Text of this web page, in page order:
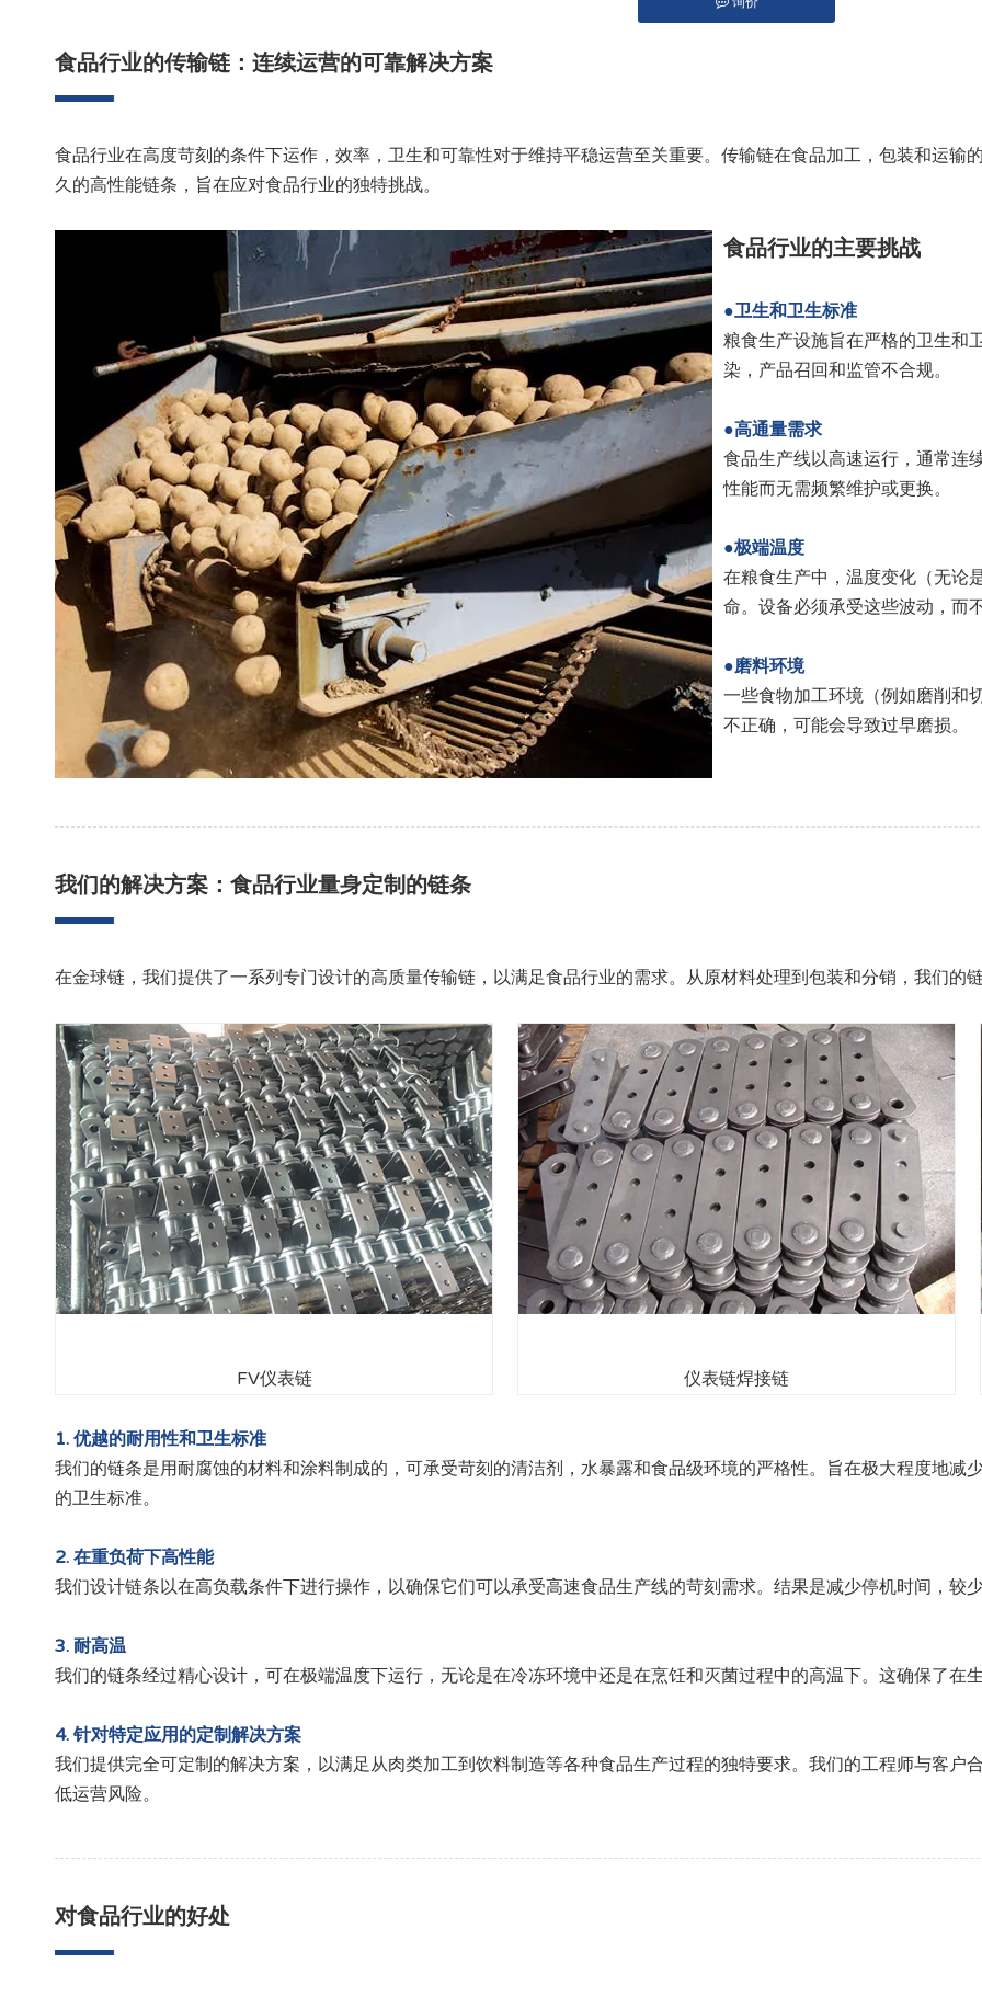
["facebook","twitter","line","wechat","linkedin","pinterest","whatsapp","kakao","snapchat","telegram"]
食品行业的传输链：连续运营的可靠解决方案
食品行业在高度苛刻的条件下运作，效率，卫生和可靠性对于维持平稳运营至关重要。传输链在食品加工，包装和运输
久的高性能链条，旨在应对食品行业的独特挑战。
食品行业的主要挑战
●卫生和卫生标准
粮食生产设施旨在严格的卫生和
染，产品召回和监管不合规。
●高通量需求
食品生产线以高速运行，通常连
性能而无需频繁维护或更换。
●极端温度
在粮食生产中，温度变化（无论
命。设备必须承受这些波动，而
●磨料环境
一些食物加工环境（例如磨削和
不正确，可能会导致过早磨损。
我们的解决方案：食品行业量身定制的链条
在金球链，我们提供了一系列专门设计的高质量传输链，以满足食品行业的需求。从原材料处理到包装和分销，我们的
FV仪表链 仪表链焊接链
1. 优越的耐用性和卫生标准
我们的链条是用耐腐蚀的材料和涂料制成的，可承受苛刻的清洁剂，水暴露和食品级环境的严格性。旨在极大程度地减
的卫生标准。
2. 在重负荷下高性能
我们设计链条以在高负载条件下进行操作，以确保它们可以承受高速食品生产线的苛刻需求。结果是减少停机时间，较
3. 耐高温
我们的链条经过精心设计，可在极端温度下运行，无论是在冷冻环境中还是在烹饪和灭菌过程中的高温下。这确保了在
4.针对特定应用的定制解决方案
我们提供完全可定制的解决方案，以满足从肉类加工到饮料制造等各种食品生产过程的独特要求。我们的工程师与客户
低运营风险。
对食品行业的好处